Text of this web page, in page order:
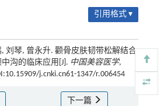
引用格式 ▾
刘琴, 曾永升. 颧骨皮肤韧带松解结合
沟的临床应用[J]. 中国美容医学,
j.cnki.cn61-1347/r.006454
下一篇